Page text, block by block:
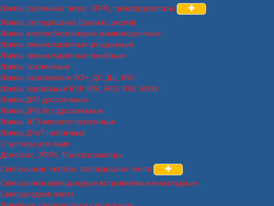
Лампы различных типов, ЭПРА, трансформаторы
Лампы светодиодные (разные цоколи)
Лампы энергосберегающие люминисцентные
Лампы люминисцентные штырьковые
Лампы люминисцентные линейные
Лампы галогеновые
Лампы накаливания ЛОН, ДС, ДШ, МО
Лампы зеркальные R39, R50, R63, R80, ИКЗК
Лампы ДРЛ дроссельные
Лампы ДРВ без дроссельные
Лампы МГЛ металло-галогенные
Лампы ДНаТ натриевые
Стартеры для ламп
Дроссели, ЭПРА, Трансформаторы
Светильники, люстры, светодиодная лента
Светильники светодиодные встраиваемые и накладные
Светодиодная лента